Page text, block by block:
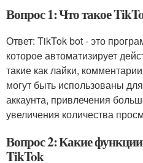
Вопрос 1: Что такое
Ответ: TikTok bot - это
которое автоматизирует
такие как лайки,
могут быть использованы
аккаунта, привлечения
увеличения количества
Вопрос 2: Какие
TikTok